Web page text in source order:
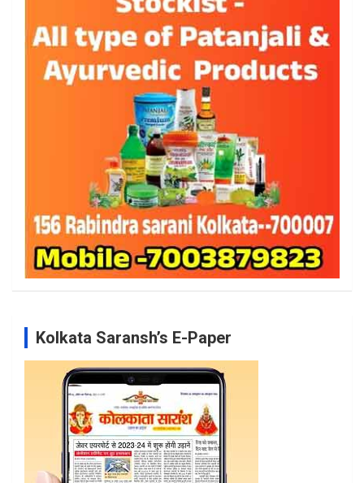
Kolkata Saransh’s E-Paper